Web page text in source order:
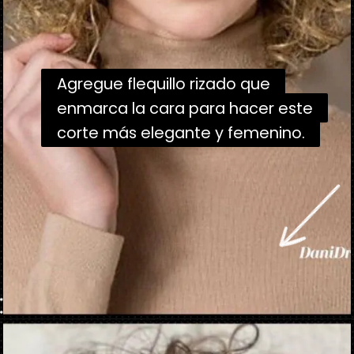
Agregue flequillo rizado que
enmarca la cara para hacer este
corte más elegante y femenino.
Agregue flequillo rizado que
enmarca la cara para hacer este
corte más elegante y femenino.
Abriendo...